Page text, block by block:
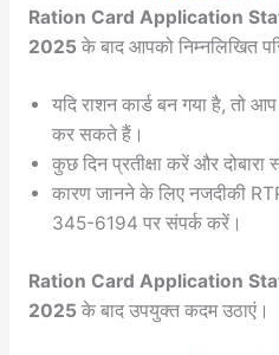
Ration Card Application
2025 के बाद आपको निम्नलिखित
यदि राशन कार्ड बन गया है, तो
कर सकते हैं।
कुछ दिन प्रतीक्षा करें और
कारण जानने के लिए नजदीकी
345-6194 पर संपर्क करें।
Ration Card Application
2025 के बाद उपयुक्त कदम उठाएं।